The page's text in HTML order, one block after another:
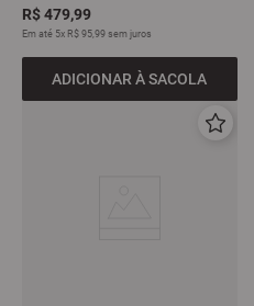
R$479,99
Em até 5x R$ 95,99 sem juros
ADICIONAR À SACOLA